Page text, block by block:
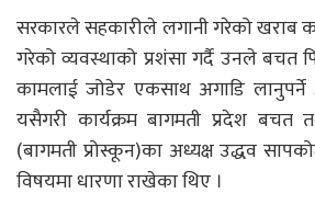
सरकारले सहकारीले लगानी गरेको खराब
गरेको व्यवस्थाको प्रशंसा गर्दै उनले बचत
कामलाई जोडेर एकसाथ अगाडि
यसैगरी कार्यक्रम बागमती प्रदेश
(बागमती प्रोस्कून)का अध्यक्ष उद्धव
विषयमा धारणा राखेका थिए ।